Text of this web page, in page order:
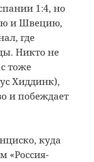
1:4, но
и Швецию,
где
Никто не
тоже
Хиддинк),
и побеждает
куда
«Россия-